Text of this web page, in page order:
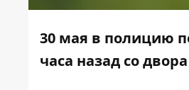
30 мая в полицию
часа назад со